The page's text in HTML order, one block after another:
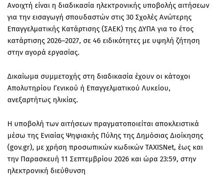
Ανοιχτή είναι η διαδικασία ηλεκτρονικής υποβολής αιτήσεων
για την εισαγωγή σπουδαστών στις 30 Σχολές Ανώτερης
Επαγγελματικής Κατάρτισης (ΣΑΕΚ) της ΔΥΠΑ για το έτος
κατάρτισης 2026–2027, σε 46 ειδικότητες με υψηλή ζήτηση
στην αγορά εργασίας.
Δικαίωμα συμμετοχής στη διαδικασία έχουν οι κάτοχοι
Απολυτηρίου Γενικού ή Επαγγελματικού Λυκείου,
ανεξαρτήτως ηλικίας.
Η υποβολή των αιτήσεων πραγματοποιείται αποκλειστικά
μέσω της Ενιαίας Ψηφιακής Πύλης της Δημόσιας Διοίκησης
(gov.gr), με χρήση προσωπικών κωδικών TAXISNet, έως και
την Παρασκευή 11 Σεπτεμβρίου 2026 και ώρα 23:59, στην
ηλεκτρονική διεύθυνση